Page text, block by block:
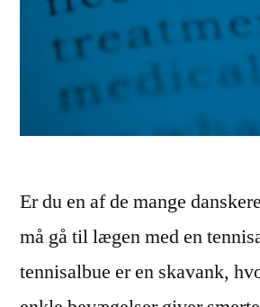
Er du en af de mange
må gå til lægen med en
tennisalbue er en skavank,